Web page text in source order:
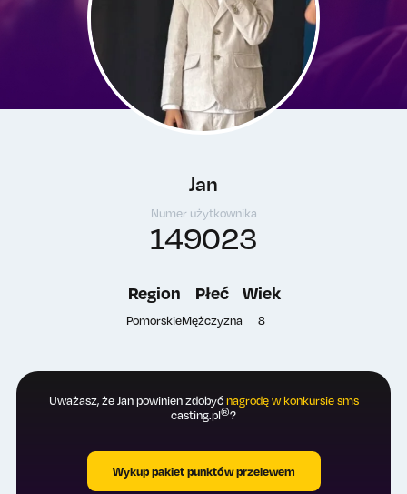
Jan
Numer użytkownika
149023
Region
Pomorskie
Płeć
Mężczyzna
Wiek
8
Uważasz, że Jan powinien zdobyćnagrodę w konkursie sms
casting.pl®?
Wykup pakiet punktów przelewem